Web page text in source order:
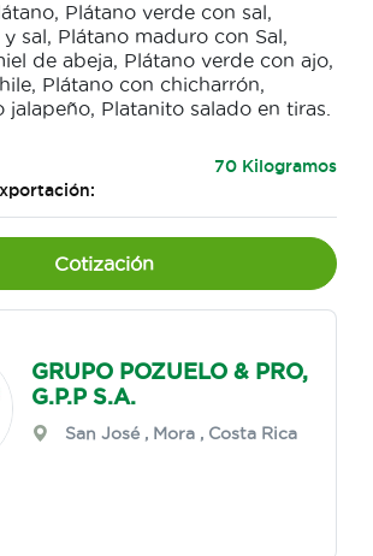
Plátano verde con sal,
sal, Plátano maduro con Sal,
de abeja, Plátano verde con ajo,
Plátano con chicharrón,
jalapeño, Platanito salado en tiras.
70 Kilogramos
Cotización
GRUPO POZUELO & PRO,
G.P.P S.A.
San José , Mora , Costa Rica